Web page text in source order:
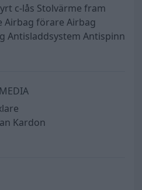
c-lås Stolvärme fram
förare Airbag
Antisladdsystem Antispinn
Kardon